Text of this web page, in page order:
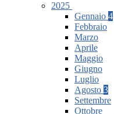
2025
Gennaio 4
Febbraio
Marzo
Aprile
Maggio
Giugno
Luglio
Agosto 3
Settembre
Ottobre